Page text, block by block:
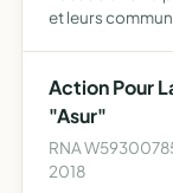
et leurs
étendr…
Action Pour
"Asur"
RNA
2018